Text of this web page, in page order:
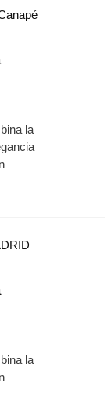
formas y
que lo puedas
la
la